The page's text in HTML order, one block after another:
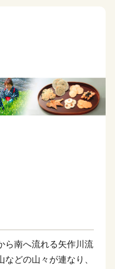
ら南へ流れる矢作川流
どの山々が連なり、